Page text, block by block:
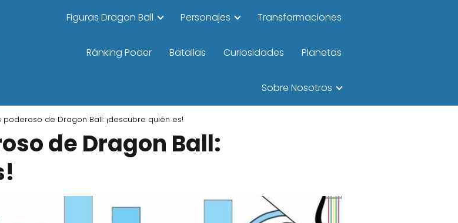
Figuras Dragon Ball Personajes Transformaciones
Ránking Poder Batallas Curiosidades Planetas
Sobre Nosotros
poderoso de Dragon Ball: ¡descubre quién es!
de Dragon Ball: